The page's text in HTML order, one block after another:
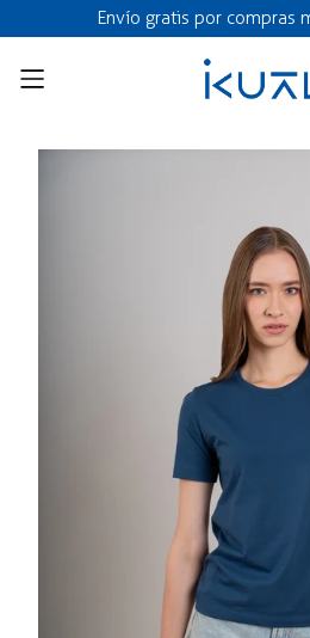
Envío gratis por compras